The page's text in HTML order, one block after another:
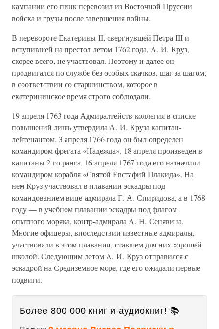
кампании его пинк перевозил из Восточной Пруссии
войска и грузы после завершения войны.
В перевороте Екатерины II, свергнувшей Петра III и
вступившей на престол летом 1762 года, А. И. Круз,
скорее всего, не участвовал. Поэтому и далее он
продвигался по службе без особых скачков, шаг за шагом,
в соответствии со старшинством, которое в
екатерининское время строго соблюдали.
19 апреля 1763 года Адмиралтейств-коллегия в списке
повышений лишь утвердила А. И. Круза капитан-
лейтенантом. 3 апреля 1766 года он был определен
командиром фрегата «Надежда», 18 апреля произведен в
капитаны 2-го ранга. 16 апреля 1767 года его назначили
командиром корабля «Святой Евстафий Плакида». На
нем Круз участвовал в плавании эскадры под
командованием вице-адмирала Г. А. Спиридова, а в 1768
году — в учебном плавании эскадры под флагом
опытного моряка, контр-адмирала А. Н. Сенявина.
Многие офицеры, впоследствии известные адмиралы,
участвовали в этом плавании, ставшем для них хорошей
школой. Следующим летом А. И. Круз отправился с
эскадрой на Средиземное море, где его ожидали первые
подвиги.
Более 800 000 книг и аудиокниг! 📚